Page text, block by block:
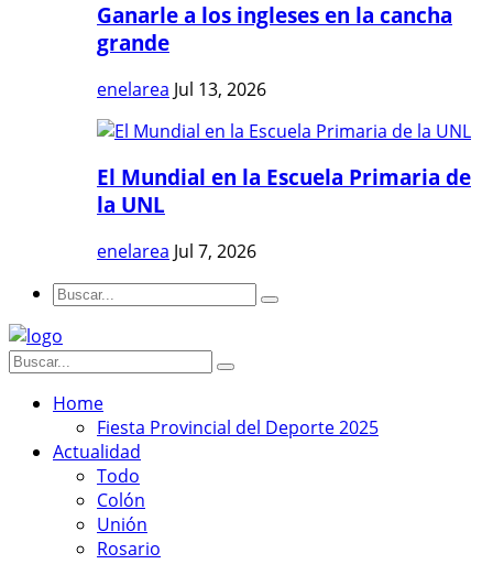
Ganarle a los ingleses en la cancha
grande
enelarea Jul 13, 2026
El Mundial en la Escuela Primaria de
la UNL
enelarea Jul 7, 2026
Home
Fiesta Provincial del Deporte 2025
Actualidad
Todo
Colón
Unión
Rosario